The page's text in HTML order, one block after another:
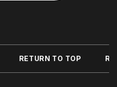
RETURN TO TOP